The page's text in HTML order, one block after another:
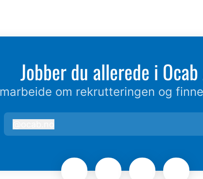
Jobber du allerede i Ocab
om rekrutteringen og
ocab.no